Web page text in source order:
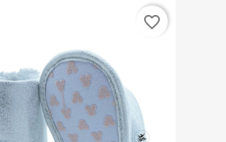
favorite_border